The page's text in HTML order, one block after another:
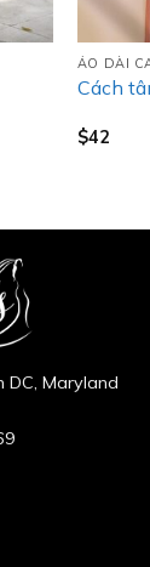
ÁO DÀI
Cách
$42
Maryland